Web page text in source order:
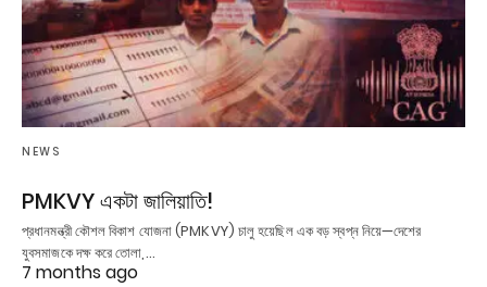
NEWS
PMKVY একটা জালিয়াতি!
প্রধানমন্ত্রী কৌশল বিকাশ যোজনা (PMKVY) চালু হয়েছিল এক বড় স্বপ্ন নিয়ে—দেশের
যুবসমাজকে দক্ষ করে তোলা,…
7 months ago